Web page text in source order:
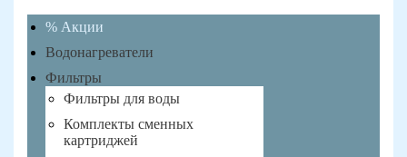
% Акции
Водонагреватели
Фильтры
Фильтры для воды
Комплекты сменных
картриджей